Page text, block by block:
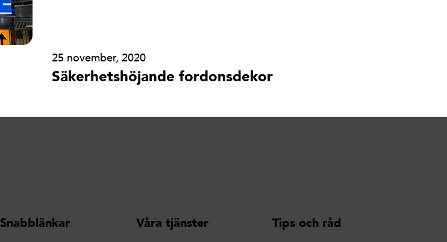
25 november, 2020
Säkerhetshöjande fordonsdekor
Snabblänkar Våra tjänster Tips och råd